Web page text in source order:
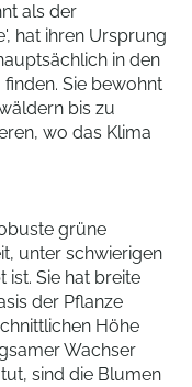
als der
hat ihren Ursprung
in den
Sie bewohnt
bis zu
wo das Klima
grüne
unter schwierigen
ist. Sie hat breite
der Pflanze
Höhe
Wachser
sind die Blumen